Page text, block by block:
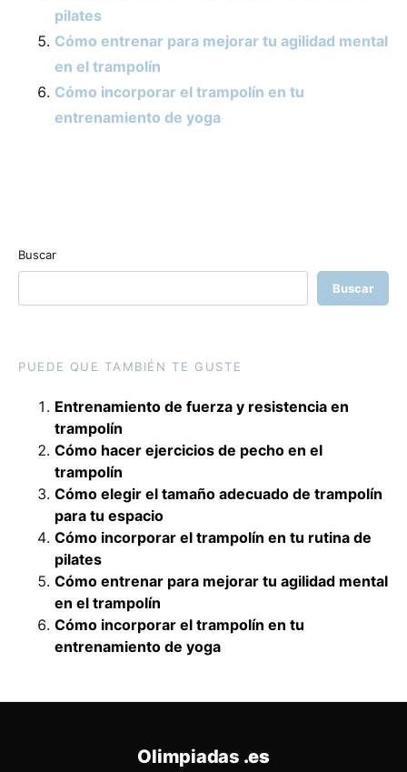
pilates
Cómo entrenar para mejorar tu agilidad mental
en el trampolín
Cómo incorporar el trampolín en tu
entrenamiento de yoga
Buscar
Buscar
PUEDE QUE TAMBIÉN TE GUSTE
Entrenamiento de fuerza y resistencia en
trampolín
Cómo hacer ejercicios de pecho en el
trampolín
Cómo elegir el tamaño adecuado de trampolín
para tu espacio
Cómo incorporar el trampolín en tu rutina de
pilates
Cómo entrenar para mejorar tu agilidad mental
en el trampolín
Cómo incorporar el trampolín en tu
entrenamiento de yoga
Olimpiadas .es